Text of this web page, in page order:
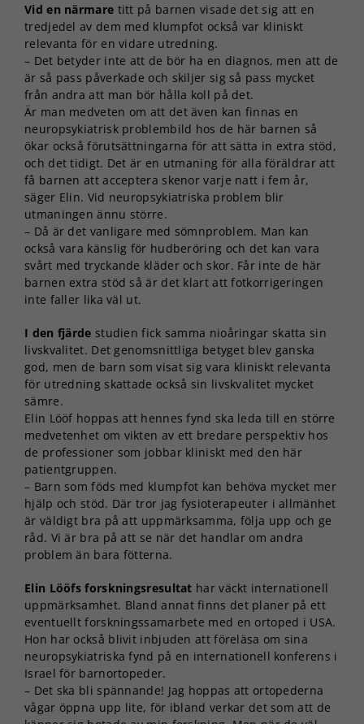
Vid en närmare titt på barnen visade det sig att en
tredjedel av dem med klumpfot också var kliniskt
relevanta för en vidare utredning.
– Det betyder inte att de bör ha en diagnos, men att de
är så pass påverkade och skiljer sig så pass mycket
från andra att man bör hålla koll på det.
Är man medveten om att det även kan finnas en
neuropsykiatrisk problembild hos de här barnen så
ökar också förutsättningarna för att sätta in extra stöd,
och det tidigt. Det är en utmaning för alla föräldrar att
få barnen att acceptera skenor varje natt i fem år,
säger Elin. Vid neuropsykiatriska problem blir
utmaningen ännu större.
– Då är det vanligare med sömnproblem. Man kan
också vara känslig för hudberöring och det kan vara
svårt med tryckande kläder och skor. Får inte de här
barnen extra stöd så är det klart att fotkorrigeringen
inte faller lika väl ut.
I den fjärde studien fick samma nioåringar skatta sin
livskvalitet. Det genomsnittliga betyget blev ganska
god, men de barn som visat sig vara kliniskt relevanta
för utredning skattade också sin livskvalitet mycket
sämre.
Elin Lööf hoppas att hennes fynd ska leda till en större
medvetenhet om vikten av ett bredare perspektiv hos
de professioner som jobbar kliniskt med den här
patientgruppen.
– Barn som föds med klumpfot kan behöva mycket mer
hjälp och stöd. Där tror jag fysioterapeuter i allmänhet
är väldigt bra på att uppmärksamma, följa upp och ge
råd. Vi är bra på att se när det handlar om andra
problem än bara fötterna.
Elin Lööfs forskningsresultat har väckt internationell
uppmärksamhet. Bland annat finns det planer på ett
eventuellt forskningssamarbete med en ortoped i USA.
Hon har också blivit inbjuden att föreläsa om sina
neuropsykiatriska fynd på en internationell konferens i
Israel för barnortopeder.
– Det ska bli spännande! Jag hoppas att ortopederna
vågar öppna upp lite, för ibland verkar det som att de